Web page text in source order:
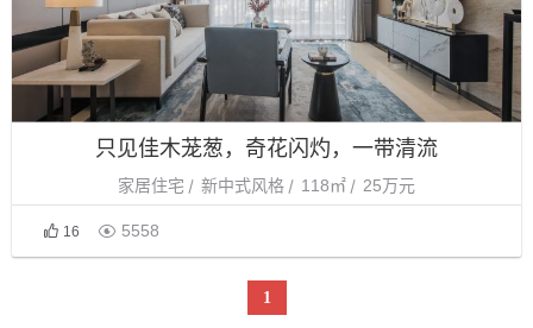
只见佳木茏葱，奇花闪灼，一带清流
家居住宅 新中式风格 118㎡ 25万元
16  5558
1